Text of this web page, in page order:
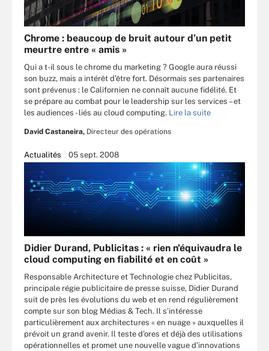
Chrome : beaucoup de bruit autour d’un petit
meurtre entre « amis »
Qui a t-il sous le chrome du marketing ? Google aura réussi
son buzz, mais a intérêt d’être fort. Désormais ses partenaires
sont prévenus : le Californien ne connaît aucune fidélité. Et
se prépare au combat pour le leadership sur les services – et
les audiences - liés au cloud computing. Lire la suite
David Castaneira, Directeur des opérations
Actualités 05 sept. 2008
Didier Durand, Publicitas : « rien n'équivaudra le
cloud computing en fiabilité et en coût »
Responsable Architecture et Technologie chez Publicitas,
principale régie publicitaire de presse suisse, Didier Durand
suit de près les évolutions du web et en rend régulièrement
compte sur son blog Médias & Tech. Il s’intéresse
particulièrement aux architectures « en nuage » auxquelles il
prévoit un grand avenir. Il teste d’ores et déjà des utilisations
opérationnelles et promet une nouvelle vague d’innovations